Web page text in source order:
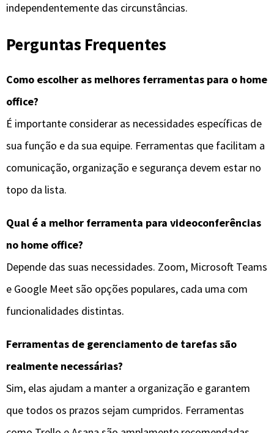
independentemente das circunstâncias.
Perguntas Frequentes
Como escolher as melhores ferramentas para o home
office?
É importante considerar as necessidades específicas de
sua função e da sua equipe. Ferramentas que facilitam a
comunicação, organização e segurança devem estar no
topo da lista.
Qual é a melhor ferramenta para videoconferências
no home office?
Depende das suas necessidades. Zoom, Microsoft Teams
e Google Meet são opções populares, cada uma com
funcionalidades distintas.
Ferramentas de gerenciamento de tarefas são
realmente necessárias?
Sim, elas ajudam a manter a organização e garantem
que todos os prazos sejam cumpridos. Ferramentas